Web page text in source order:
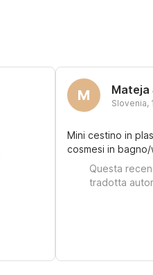
M Mateja
Slovenia,
Mini cestino in
cosmesi in bagno/
Questa
tradotta